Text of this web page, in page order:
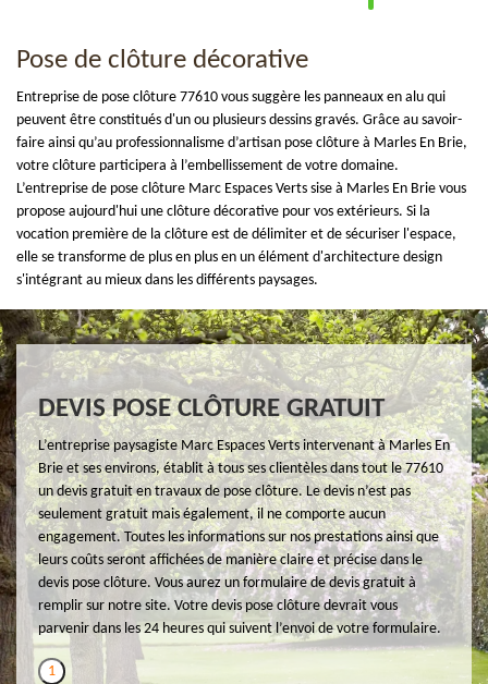
Pose de clôture décorative
Entreprise de pose clôture 77610 vous suggère les panneaux en alu qui
peuvent être constitués d'un ou plusieurs dessins gravés. Grâce au savoir-
faire ainsi qu’au professionnalisme d’artisan pose clôture à Marles En Brie,
votre clôture participera à l’embellissement de votre domaine.
L’entreprise de pose clôture Marc Espaces Verts sise à Marles En Brie vous
propose aujourd'hui une clôture décorative pour vos extérieurs. Si la
vocation première de la clôture est de délimiter et de sécuriser l'espace,
elle se transforme de plus en plus en un élément d'architecture design
s'intégrant au mieux dans les différents paysages.
DEVIS POSE CLÔTURE GRATUIT
L’entreprise paysagiste Marc Espaces Verts intervenant à Marles En
Brie et ses environs, établit à tous ses clientèles dans tout le 77610
un devis gratuit en travaux de pose clôture. Le devis n’est pas
seulement gratuit mais également, il ne comporte aucun
engagement. Toutes les informations sur nos prestations ainsi que
leurs coûts seront affichées de manière claire et précise dans le
devis pose clôture. Vous aurez un formulaire de devis gratuit à
remplir sur notre site. Votre devis pose clôture devrait vous
parvenir dans les 24 heures qui suivent l’envoi de votre formulaire.
1